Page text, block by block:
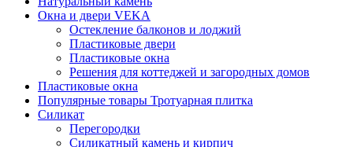
Окна и двери VEKA
Остекление балконов и лоджий
Пластиковые двери
Пластиковые окна
Решения для коттеджей и загородных домов
Пластиковые окна
Популярные товары Тротуарная плитка
Силикат
Перегородки
Силикатный камень и кирпич